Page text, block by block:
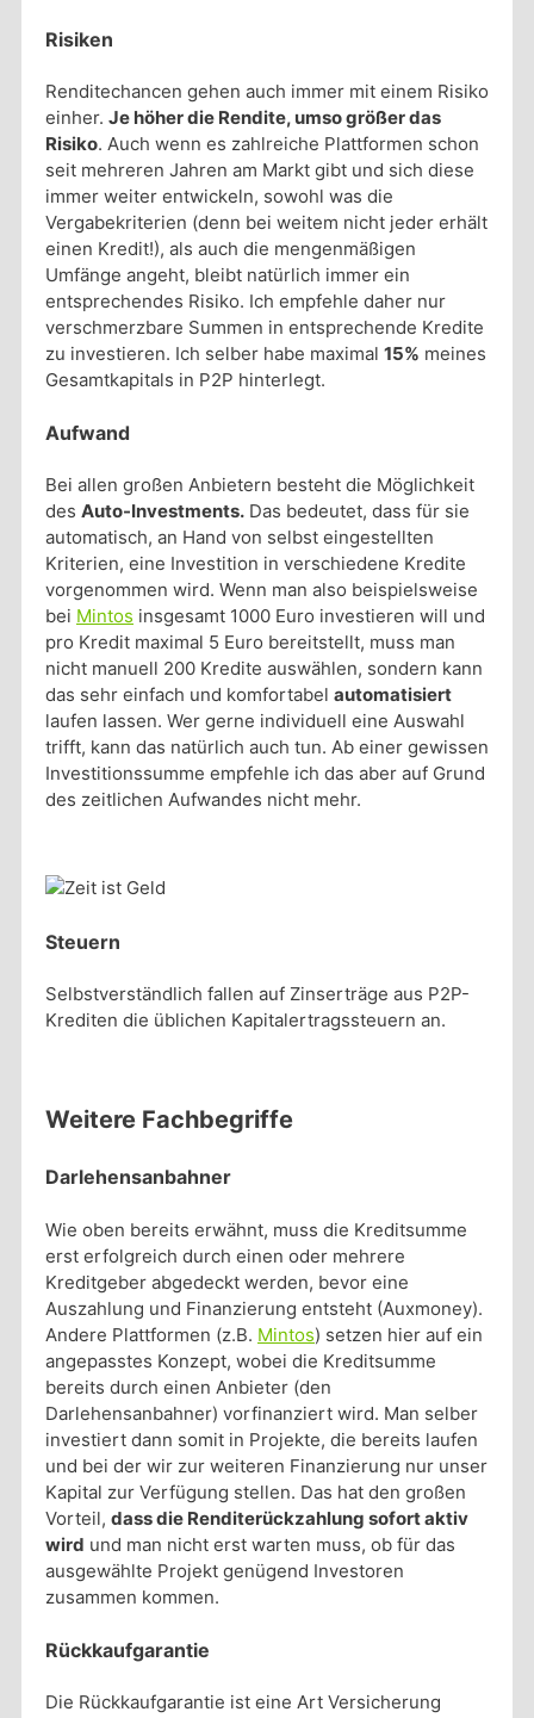
Risiken
Renditechancen gehen auch immer mit einem Risiko
einher. Je höher die Rendite, umso größer das
Risiko. Auch wenn es zahlreiche Plattformen schon
seit mehreren Jahren am Markt gibt und sich diese
immer weiter entwickeln, sowohl was die
Vergabekriterien (denn bei weitem nicht jeder erhält
einen Kredit!), als auch die mengenmäßigen
Umfänge angeht, bleibt natürlich immer ein
entsprechendes Risiko. Ich empfehle daher nur
verschmerzbare Summen in entsprechende Kredite
zu investieren. Ich selber habe maximal 15% meines
Gesamtkapitals in P2P hinterlegt.
Aufwand
Bei allen großen Anbietern besteht die Möglichkeit
des Auto-Investments. Das bedeutet, dass für sie
automatisch, an Hand von selbst eingestellten
Kriterien, eine Investition in verschiedene Kredite
vorgenommen wird. Wenn man also beispielsweise
bei Mintos insgesamt 1000 Euro investieren will und
pro Kredit maximal 5 Euro bereitstellt, muss man
nicht manuell 200 Kredite auswählen, sondern kann
das sehr einfach und komfortabel automatisiert
laufen lassen. Wer gerne individuell eine Auswahl
trifft, kann das natürlich auch tun. Ab einer gewissen
Investitionssumme empfehle ich das aber auf Grund
des zeitlichen Aufwandes nicht mehr.
Steuern
Selbstverständlich fallen auf Zinserträge aus P2P-
Krediten die üblichen Kapitalertragssteuern an.
Weitere Fachbegriffe
Darlehensanbahner
Wie oben bereits erwähnt, muss die Kreditsumme
erst erfolgreich durch einen oder mehrere
Kreditgeber abgedeckt werden, bevor eine
Auszahlung und Finanzierung entsteht (Auxmoney).
Andere Plattformen (z.B. Mintos) setzen hier auf ein
angepasstes Konzept, wobei die Kreditsumme
bereits durch einen Anbieter (den
Darlehensanbahner) vorfinanziert wird. Man selber
investiert dann somit in Projekte, die bereits laufen
und bei der wir zur weiteren Finanzierung nur unser
Kapital zur Verfügung stellen. Das hat den großen
Vorteil, dass die Renditerückzahlung sofort aktiv
wird und man nicht erst warten muss, ob für das
ausgewählte Projekt genügend Investoren
zusammen kommen.
Rückkaufgarantie
Die Rückkaufgarantie ist eine Art Versicherung